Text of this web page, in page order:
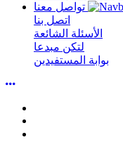
اتصل بنا
الأسئلة الشائعة
لتكن مبدعا
بوابة المستفيدين